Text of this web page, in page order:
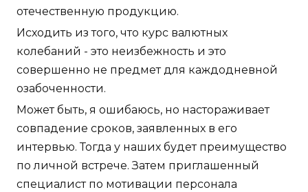
отечественную продукцию.
Исходить из того, что курс валютных
колебаний - это неизбежность и это
совершенно не предмет для каждодневной
озабоченности.
Может быть, я ошибаюсь, но настораживает
совпадение сроков, заявленных в его
интервью. Тогда у наших будет преимущество
по личной встрече. Затем приглашенный
специалист по мотивации персонала